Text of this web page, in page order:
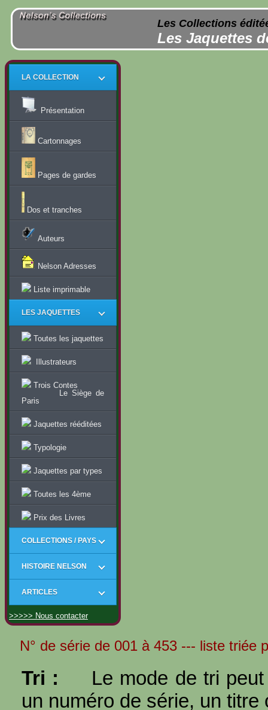
Les Collections
Les Jaquettes
LA COLLECTION
Présentation
Cartonnages
Pages de gardes
Dos et tranches
Auteurs
Nelson Adresses
Liste imprimable
LES JAQUETTES
Toutes les jaquettes
Illustrateurs
Trois Contes
Le Siège de
Paris
Jaquettes rééditées
Typologie
Jaquettes par types
Toutes les 4ème
Prix des Livres
COLLECTIONS / PAYS
HISTOIRE NELSON
ARTICLES
>>>>> Nous contacter
N° de série de 001 à 453 --- liste triée
Tri :
Le mode de tri
un numéro de série, un titre